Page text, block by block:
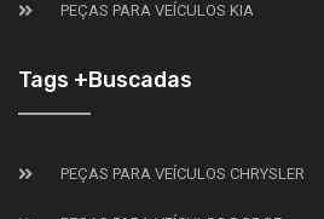
PEÇAS PARA VEÍCULOS KIA
Tags +Buscadas
PEÇAS PARA VEÍCULOS CHRYSLER